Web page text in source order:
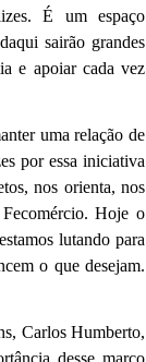
É um espaço
sairão grandes
e apoiar cada vez
uma relação de
por essa iniciativa
nos orienta, nos
Hoje o
lutando para
o que desejam.
Carlos Humberto,
desse marco